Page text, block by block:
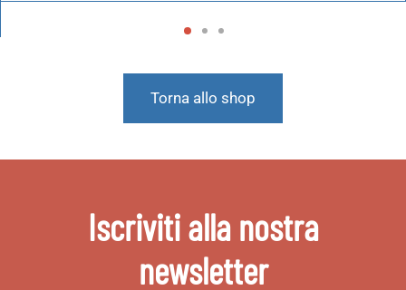
Torna allo shop
Iscriviti alla nostra
newsletter